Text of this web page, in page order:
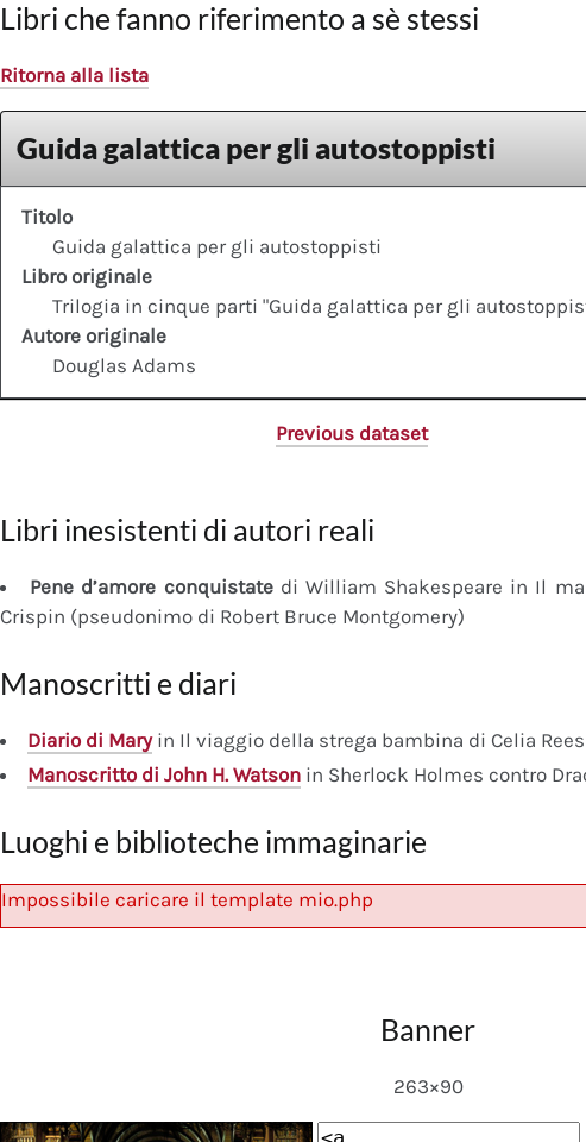
Libri che fanno riferimento a sè stessi
Ritorna alla lista
Guida galattica per gli autostoppisti
Titolo
Guida galattica per gli autostoppisti
Libro originale
Trilogia in cinque parti "Guida galattica per gli
Autore originale
Douglas Adams
Previous dataset
Libri inesistenti di autori reali
Pene d’amore conquistatedi William Shakespeare in Il
Crispin (pseudonimo di Robert Bruce Montgomery)
Manoscritti e diari
Diario di Maryin Il viaggio della strega bambina di Celia Rees
Manoscritto di John H. Watson in Sherlock Holmes contro
Luoghi e biblioteche immaginarie
Impossibile caricare il template mio.php
Banner
263×90